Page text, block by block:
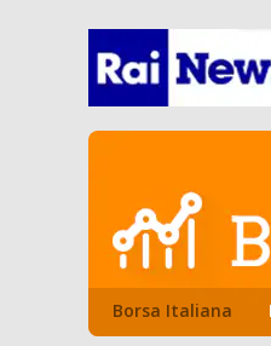
Borsa Italiana